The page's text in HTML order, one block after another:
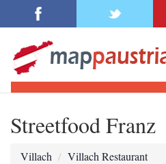
Streetfood Franz
Villach Villach Restaurant